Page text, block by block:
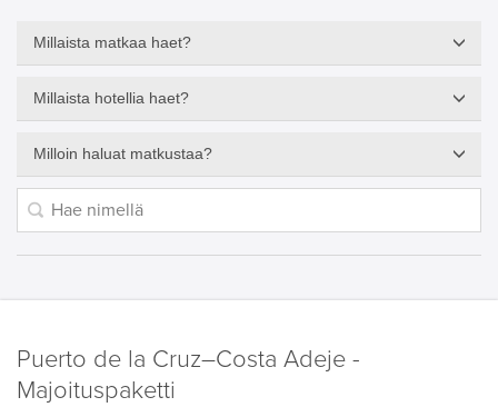
Millaista matkaa haet?
Millaista hotellia haet?
Milloin haluat matkustaa?
Puerto de la Cruz–Costa Adeje -
Majoituspaketti